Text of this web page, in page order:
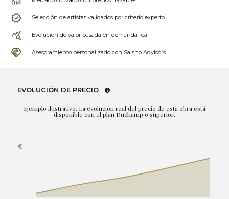
Selección de artistas validados por criterio experto
Evolución de valor basada en demanda real
Asesoramiento personalizado con Saisho Advisors
EVOLUCIÓN DE PRECIO
Ejemplo ilustrativo. La evolución real del precio de esta obra está
disponible con el plan Duchamp o superior.